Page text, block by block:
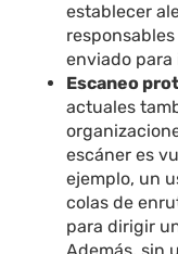
establecer
enviado para
Escaneo
actuales
escáner es
ejemplo, un
colas de
para dirigir